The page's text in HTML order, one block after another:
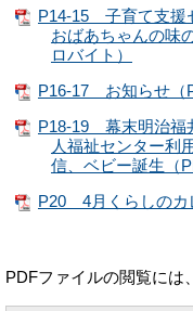
P14-15 子育て支援
おばあちゃんの味
ロバイト）
P16-17 お知らせ（
P18-19 幕末明治福
人福祉センター利
信、ベビー誕生（
P20 4月くらしのカ
PDFファイルの閲覧には、